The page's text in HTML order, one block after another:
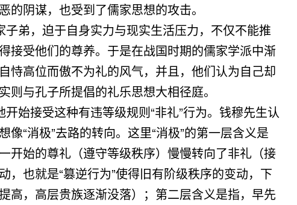
的阴谋，也受到了儒家思想的攻击。
子弟，迫于自身实力与现实生活压力，不仅不能推
接受他们的尊养。于是在战国时期的儒家学派中渐
恃高位而傲不为礼的风气，并且，他们认为自己却
则与孔子所提倡的礼乐思想大相径庭。
始接受这种有违等级规则“非礼”行为。钱穆先生认
像“消极”去路的转向。这里“消极”的第一层含义是
开始的尊礼（遵守等级秩序）慢慢转向了非礼（接
，也就是“篡逆行为”使得旧有阶级秩序的变动，下
高，高层贵族逐渐没落）；第二层含义是指，早先